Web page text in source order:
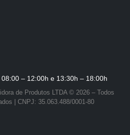
– 12:00h e 13:30h – 18:00h
de Produtos LTDA © 2026 – Todos
| CNPJ: 35.063.488/0001-80